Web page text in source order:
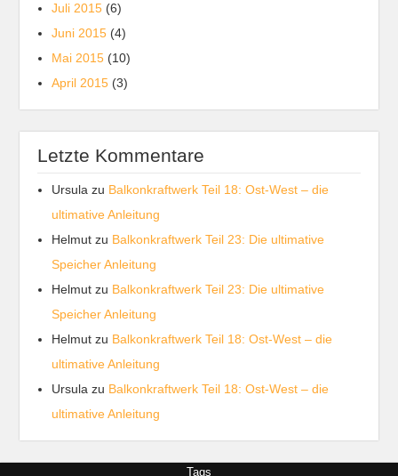
Juli 2015 (6)
Juni 2015 (4)
Mai 2015 (10)
April 2015 (3)
Letzte Kommentare
Ursula zu Balkonkraftwerk Teil 18: Ost-West – die
ultimative Anleitung
Helmut zu Balkonkraftwerk Teil 23: Die ultimative
Speicher Anleitung
Helmut zu Balkonkraftwerk Teil 23: Die ultimative
Speicher Anleitung
Helmut zu Balkonkraftwerk Teil 18: Ost-West – die
ultimative Anleitung
Ursula zu Balkonkraftwerk Teil 18: Ost-West – die
ultimative Anleitung
Tags